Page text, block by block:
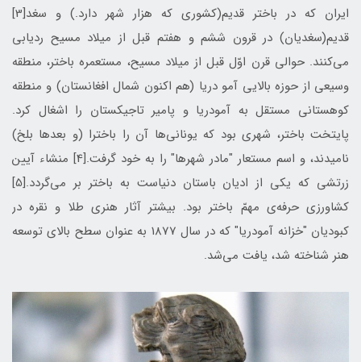
ایران که در باختر قدیم(کشوری که هزار شهر دارد.) و سغد[3]
قدیم(سغدیان) در قرون ششم و هفتم قبل از میلاد مسیح ردیابی
می‌كنند. حوالی قرن اوّل قبل از میلاد مسیح، مستعمره باختر، منطقه
وسیعی از حوزه بالایی آمو دریا (هم اکنون شمال افغانستان) و منطقه
کوهستانی مستقل به آمودریا و پامیر تاجیکستان را اشغال کرد.
پایتخت باختر، شهری بود که یونانی‌ها آن را باخترا (و بعدها بلخ)
نامیدند، و اسم مستعار "مادر شهرها" را به خود گرفت.[4] منشاء آیین
زرتشی که یکی از ادیان باستان دنیاست به باختر بر می‌گردد.[5]
کشاورزی حرفه‌ی مهمّ باختر بود. بیشتر آثار هنری طلا و نقره در
کبودیان "خزانه آمودریا" که در سال 1877 به عنوان سطح بالای توسعه
هنر شناخته شد، یافت می‌شد.